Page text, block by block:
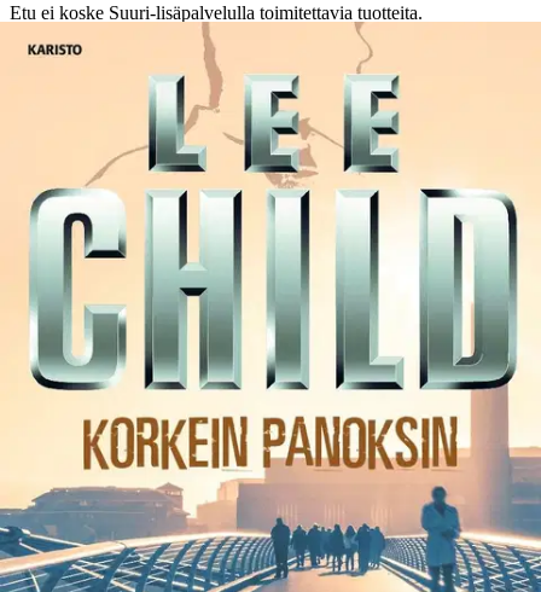
Etu ei koske Suuri‑lisäpalvelulla toimitettavia tuotteita.
Tarkista myymäläsaatavuus
Ei saatavilla
Tuotekuvaus
Tarkka-ampuja on yrittänyt tappaa Ranskan presidentin, ja
mahdollisia syyllisiä on vain yksi: mies, jonka Reacher toimitti 15
vuotta sitten vankilaan. Armeija lähettää Reacherin Pariisiin
jäljittämään tarkkaampujaa. Panokset ovat korkeita, sillä tarkka-
ampujan pelätään iskevän pian uudelleen maailman johtajien
kokoontuessa G8-kokoukseen Lontoossa. Lisäksi ampuja kantaa
Reacheria kohtaan synkkää kaunaa...